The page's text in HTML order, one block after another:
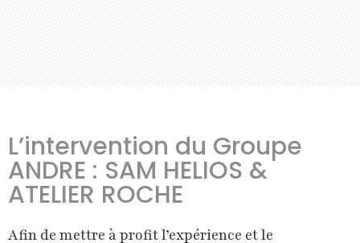
L’intervention du Groupe
ANDRE : SAM HELIOS &
ATELIER ROCHE
Afin de mettre à profit l’expérience et le